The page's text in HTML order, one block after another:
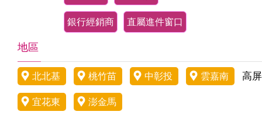
銀行經銷商 直屬進件窗口
地區
北北基 桃竹苗 中彰投 雲嘉南 高
宜花東 澎金馬